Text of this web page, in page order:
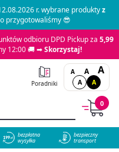
r. wybrane produktyz
przygotowaliśmy 😎
odbioru DPD Pickup za 5,99
12:00 🚚 ➡Skorzystaj!
Poradniki
A A A
A A
0
bezpłatna
wysyłka
bezpieczny
transport